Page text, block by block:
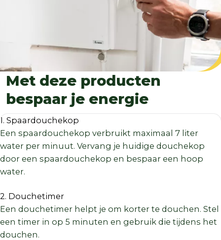
Met deze producten
bespaar je energie
1. Spaardouchekop
Een spaardouchekop verbruikt maximaal 7 liter
water per minuut. Vervang je huidige douchekop
door een spaardouchekop en bespaar een hoop
water.
2. Douchetimer
Een douchetimer helpt je om korter te douchen. Stel
een timer in op 5 minuten en gebruik die tijdens het
douchen.